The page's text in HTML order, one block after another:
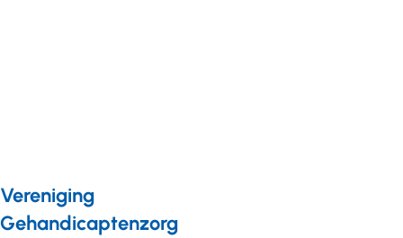
Vereniging
Gehandicaptenzorg